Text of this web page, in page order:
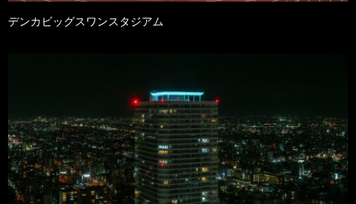
デンカビッグスワンスタジアム